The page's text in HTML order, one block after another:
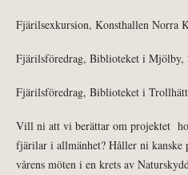
Fjärilsexkursion, Konsthallen Norra
Fjärilsföredrag, Biblioteket i Mjölby,
Fjärilsföredrag, Biblioteket i
Vill ni att vi berättar om projektet
fjärilar i allmänhet? Håller ni kanske
vårens möten i en krets av